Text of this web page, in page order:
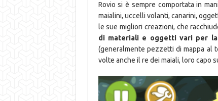
Rovio si è sempre comportata in
maialini, uccelli volanti, canarini,
le sue migliori creazioni, che
di materiali e oggetti vari per
(generalmente pezzetti di mappa al
volte anche il re dei maiali, loro capo